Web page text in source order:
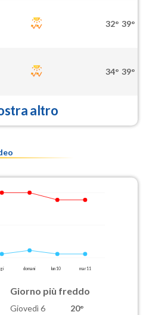
32° 39°
34° 39°
altro
domani lun 10 mar 11
Giorno più freddo
Giovedì 6 20°